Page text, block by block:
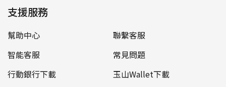
支援服務
幫助中心
聯繫客服
智能客服
常見問題
行動銀行下載
玉山Wallet下載